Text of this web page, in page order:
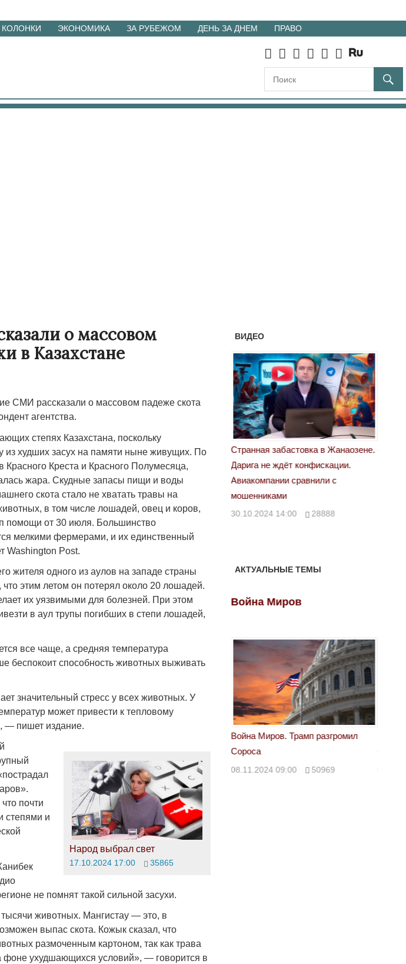
КОЛОНКИ ЭКОНОМИКА ЗА РУБЕЖОМ ДЕНЬ ЗА ДНЕМ ПРАВО
о массовом
в Казахстане
СМИ рассказали о массовом падеже скота
агентства.
степях Казахстана, поскольку
худших засух на памяти ныне живущих. По
Креста и Красного Полумесяца,
жара. Скудные запасы пищи и воды
скота стало не хватать травы на
в том числе лошадей, овец и коров,
помощи от 30 июля. Большинство
мелкими фермерами, и их единственный
Washington Post.
жителя одного из аулов на западе страны
этим летом он потерял около 20 лошадей.
их уязвимыми для болезней. При этом
в аул трупы погибших в степи лошадей,
все чаще, а средняя температура
беспокоит способность животных выживать
значительный стресс у всех животных. У
может привести к тепловому
— пишет издание.
Народ выбрал свет
17.10.2024 17:00 35865
почти
степями и
не помнят такой сильной засухи.
тысячи животных. Мангистау — это, в
выпас скота. Кожык сказал, что
размоченным картоном, так как трава
фоне ухудшающихся условий», — говорится в
ВИДЕО
29972
Странная забастовка в Жанаозене.
Дарига не ждёт конфискации.
Авиакомпании сравнили с
мошенниками
30.10.2024 14:00 28888
«Новый Казахстан не говорит всей
правды»
29.10.2024 09:00 39623
АКТУАЛЬНЫЕ ТЕМЫ
Война Миров
08.11.2024 09:00 50969
Война Миров
Война Миров. Трамп разгромил
Сороса
08.11.2024 09:00 50969